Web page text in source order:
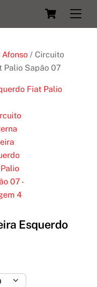
Cart
/ Circuito
Palio Sapão 07
Esquerdo